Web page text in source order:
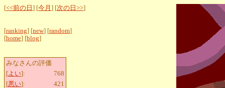
[<<前の日 ] [今月 ] [次の日>>]
[ranking] [new] [random]
[home] [blog]
みなさんの評価
[よい]:
768
[悪い]:
421